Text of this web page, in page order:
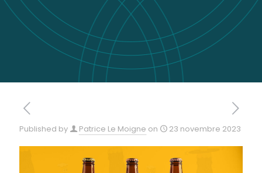
Published by Patrice Le Moigne on 23 novembre 2023